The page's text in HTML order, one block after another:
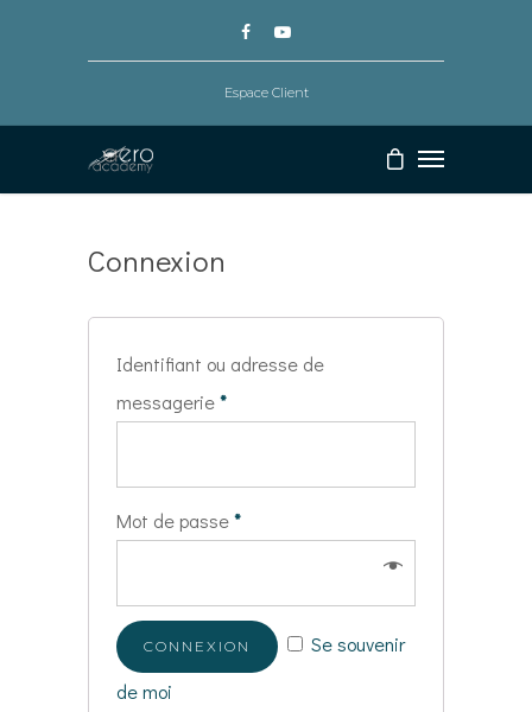
Espace Client
Connexion
Identifiant ou adresse de
messagerie*
Mot de passe*
CONNEXION
Se souvenir
de moi